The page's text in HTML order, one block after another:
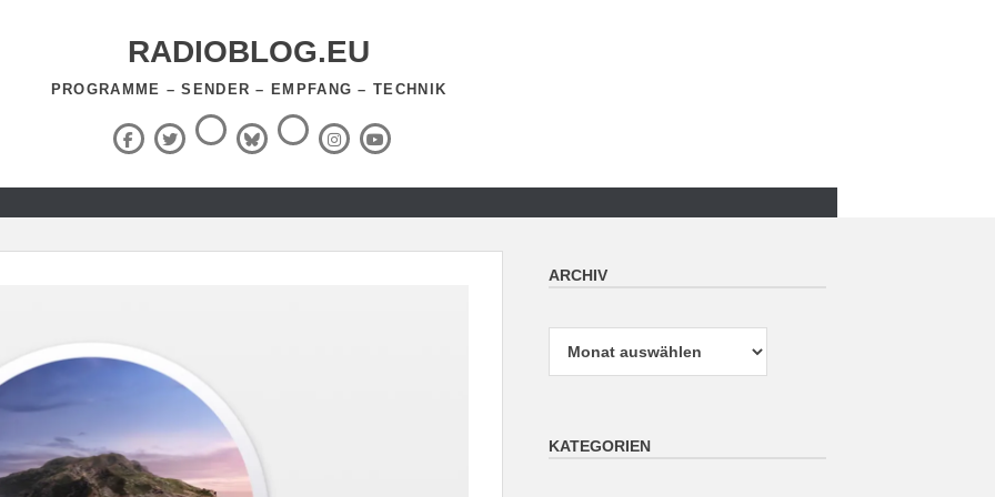
RADIOBLOG.EU
PROGRAMME – SENDER – EMPFANG – TECHNIK
Facebook
X
(Twitter)
ThreadsBlueSky
RSS-
Feed InstagramYouTube
ARCHIV
KATEGORIEN